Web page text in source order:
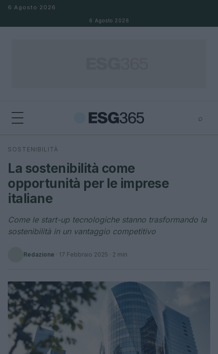
Salta al contenuto
6 Agosto 2026
6 Agosto 2026
⌕
Cerca
SOSTENIBILITÀ
La sostenibilità come
opportunità per le imprese
italiane
Come le start-up tecnologiche stanno trasformando la
sostenibilità in un vantaggio competitivo
Redazione · 17 Febbraio 2025 · 2 min